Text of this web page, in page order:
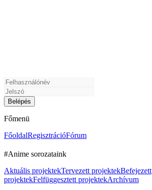
Főmenü
FőoldalRegisztrációFórum
#Anime sorozataink
Aktuális projektekTervezett projektekBefejezett
projektekFelfüggesztett projektekArchívum